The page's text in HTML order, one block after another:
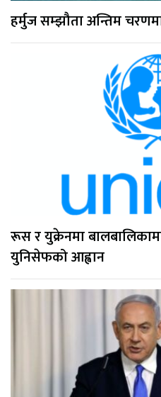
हर्मुज सम्झौता अन्तिम
रूस र युक्रेनमा
युनिसेफको आह्वान